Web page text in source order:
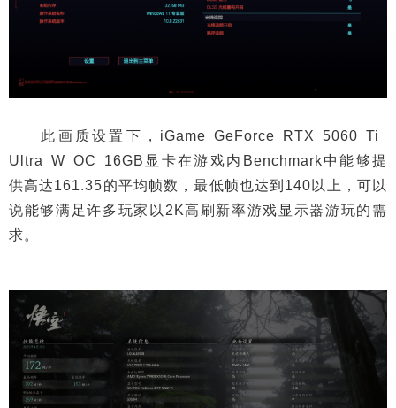
此画质设置下，iGame GeForce RTX 5060 Ti
Ultra W OC 16GB显卡在游戏内Benchmark中能够提
供高达161.35的平均帧数，最低帧也达到140以上，可以
说能够满足许多玩家以2K高刷新率游戏显示器游玩的需
求。